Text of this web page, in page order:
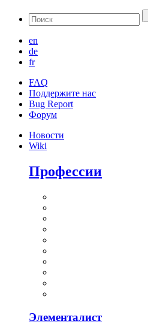
en
de
fr
FAQ
Поддержите нас
Bug Report
Форум
Новости
Wiki
Профессии
Элементалист